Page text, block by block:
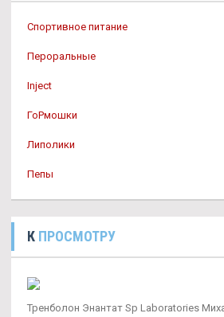
Спортивное питание
Пероральные
Inject
ГоРмошки
Липолики
Пепы
К ПРОСМОТРУ
Тренболон Энантат Sp Laboratories